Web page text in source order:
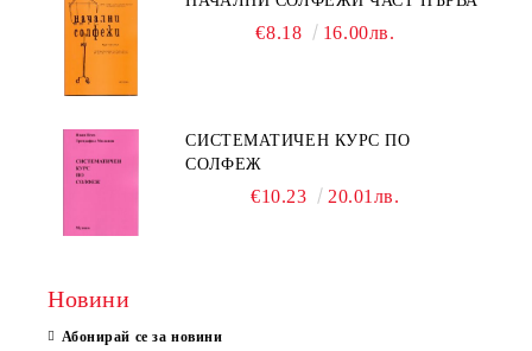
€8.18 16.00лв.
СИСТЕМАТИЧЕН КУРС ПО
СОЛФЕЖ
€10.23 20.01лв.
Новини
Абонирай се за новини